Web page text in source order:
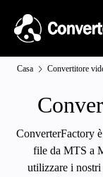
Casa Convertitore
ConverterFactory
file da MTS a
utilizzare i